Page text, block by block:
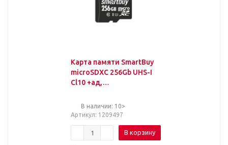
Карта памяти SmartBuy
microSDXC 256Gb UHS-I
Cl10 +ад,
В наличии: 10>
Артикул: 1209497
В корзину